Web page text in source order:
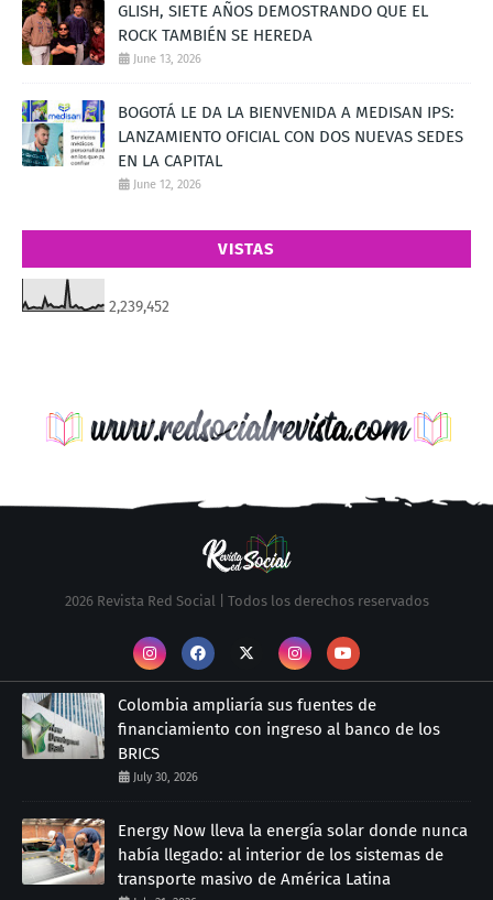
GLISH, SIETE AÑOS DEMOSTRANDO QUE EL
ROCK TAMBIÉN SE HEREDA
June 13, 2026
BOGOTÁ LE DA LA BIENVENIDA A MEDISAN IPS:
LANZAMIENTO OFICIAL CON DOS NUEVAS SEDES
EN LA CAPITAL
June 12, 2026
VISTAS
2,239,452
2026 Revista Red Social | Todos los derechos reservados
Colombia ampliaría sus fuentes de
financiamiento con ingreso al banco de los
BRICS
July 30, 2026
Energy Now lleva la energía solar donde nunca
había llegado: al interior de los sistemas de
transporte masivo de América Latina